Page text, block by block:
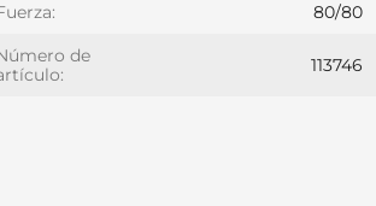
80/80
de
113746